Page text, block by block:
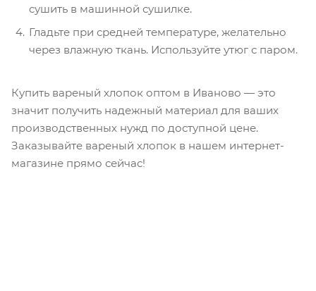
сушить в машинной сушилке.
Гладьте при средней температуре, желательно
через влажную ткань. Используйте утюг с паром.
Купить вареный хлопок оптом в Иваново — это
значит получить надежный материал для ваших
производственных нужд по доступной цене.
Заказывайте вареный хлопок в нашем интернет-
магазине прямо сейчас!